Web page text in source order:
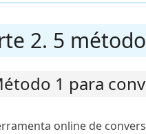
2. 5
1 para
online de